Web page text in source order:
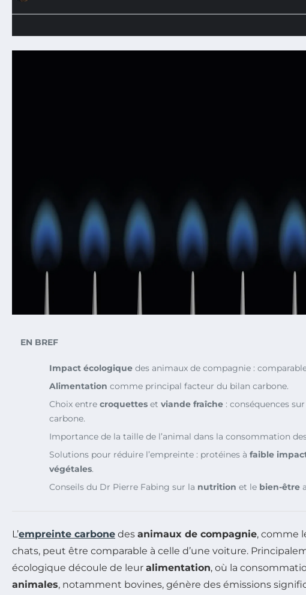
EN BREF
Impact écologique des animaux de compagnie :
Alimentation comme principal facteur du bilan carbone.
Choix entre croquettes et viande fraîche : conséquences
carbone.
Importance de la taille de l’animal dans la consommation
Solutions pour réduire l’empreinte : protéines à faible
végétales.
Conseils du Dr Pierre Fabing sur la nutrition et le bien-être
L’empreinte carbone des animaux de compagnie, comme
chats, peut être comparable à celle d’une voiture.
écologique découle de leur alimentation, où la
animales, notamment bovines, génère des émissions